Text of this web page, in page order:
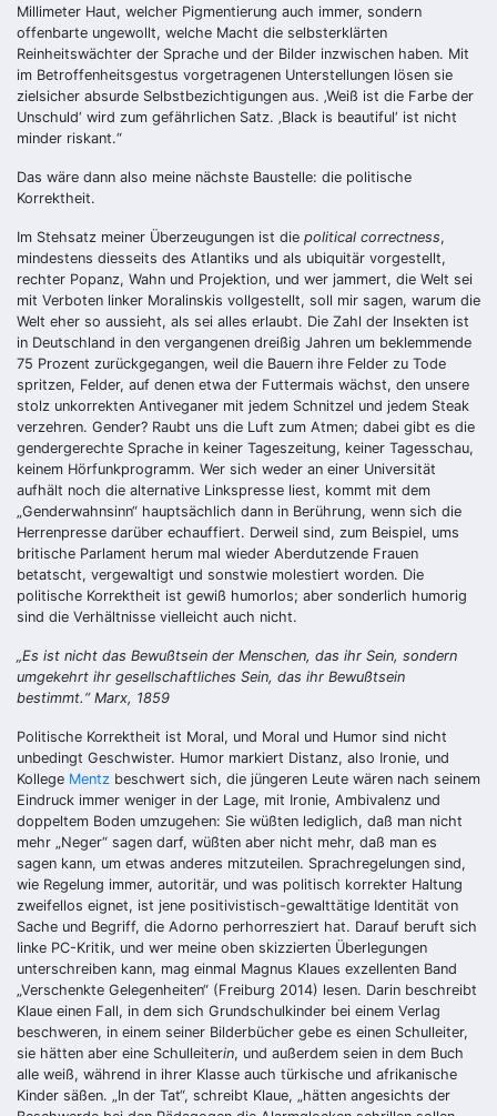
Millimeter Haut, welcher Pigmentierung auch immer, sondern
offenbarte ungewollt, welche Macht die selbsterklärten
Reinheitswächter der Sprache und der Bilder inzwischen haben. Mit
im Betroffenheitsgestus vorgetragenen Unterstellungen lösen sie
zielsicher absurde Selbstbezichtigungen aus. ‚Weiß ist die Farbe der
Unschuld‘ wird zum gefährlichen Satz. ‚Black is beautiful‘ ist nicht
minder riskant.“
Das wäre dann also meine nächste Baustelle: die politische
Korrektheit.
Im Stehsatz meiner Überzeugungen ist die political correctness,
mindestens diesseits des Atlantiks und als ubiquitär vorgestellt,
rechter Popanz, Wahn und Projektion, und wer jammert, die Welt sei
mit Verboten linker Moralinskis vollgestellt, soll mir sagen, warum die
Welt eher so aussieht, als sei alles erlaubt. Die Zahl der Insekten ist
in Deutschland in den vergangenen dreißig Jahren um beklemmende
75 Prozent zurückgegangen, weil die Bauern ihre Felder zu Tode
spritzen, Felder, auf denen etwa der Futtermais wächst, den unsere
stolz unkorrekten Antiveganer mit jedem Schnitzel und jedem Steak
verzehren. Gender? Raubt uns die Luft zum Atmen; dabei gibt es die
gendergerechte Sprache in keiner Tageszeitung, keiner Tagesschau,
keinem Hörfunkprogramm. Wer sich weder an einer Universität
aufhält noch die alternative Linkspresse liest, kommt mit dem
„Genderwahnsinn“ hauptsächlich dann in Berührung, wenn sich die
Herrenpresse darüber echauffiert. Derweil sind, zum Beispiel, ums
britische Parlament herum mal wieder Aberdutzende Frauen
betatscht, vergewaltigt und sonstwie molestiert worden. Die
politische Korrektheit ist gewiß humorlos; aber sonderlich humorig
sind die Verhältnisse vielleicht auch nicht.
„Es ist nicht das Bewußtsein der Menschen, das ihr Sein, sondern
umgekehrt ihr gesellschaftliches Sein, das ihr Bewußtsein
bestimmt.“ Marx, 1859
Politische Korrektheit ist Moral, und Moral und Humor sind nicht
unbedingt Geschwister. Humor markiert Distanz, also Ironie, und
Kollege Mentz beschwert sich, die jüngeren Leute wären nach seinem
Eindruck immer weniger in der Lage, mit Ironie, Ambivalenz und
doppeltem Boden umzugehen: Sie wüßten lediglich, daß man nicht
mehr „Neger“ sagen darf, wüßten aber nicht mehr, daß man es
sagen kann, um etwas anderes mitzuteilen. Sprachregelungen sind,
wie Regelung immer, autoritär, und was politisch korrekter Haltung
zweifellos eignet, ist jene positivistisch-gewalttätige Identität von
Sache und Begriff, die Adorno perhorresziert hat. Darauf beruft sich
linke PC-Kritik, und wer meine oben skizzierten Überlegungen
unterschreiben kann, mag einmal Magnus Klaues exzellenten Band
„Verschenkte Gelegenheiten“ (Freiburg 2014) lesen. Darin beschreibt
Klaue einen Fall, in dem sich Grundschulkinder bei einem Verlag
beschweren, in einem seiner Bilderbücher gebe es einen Schulleiter,
sie hätten aber eine Schulleiterin, und außerdem seien in dem Buch
alle weiß, während in ihrer Klasse auch türkische und afrikanische
Kinder säßen. „In der Tat“, schreibt Klaue, „hätten angesichts der